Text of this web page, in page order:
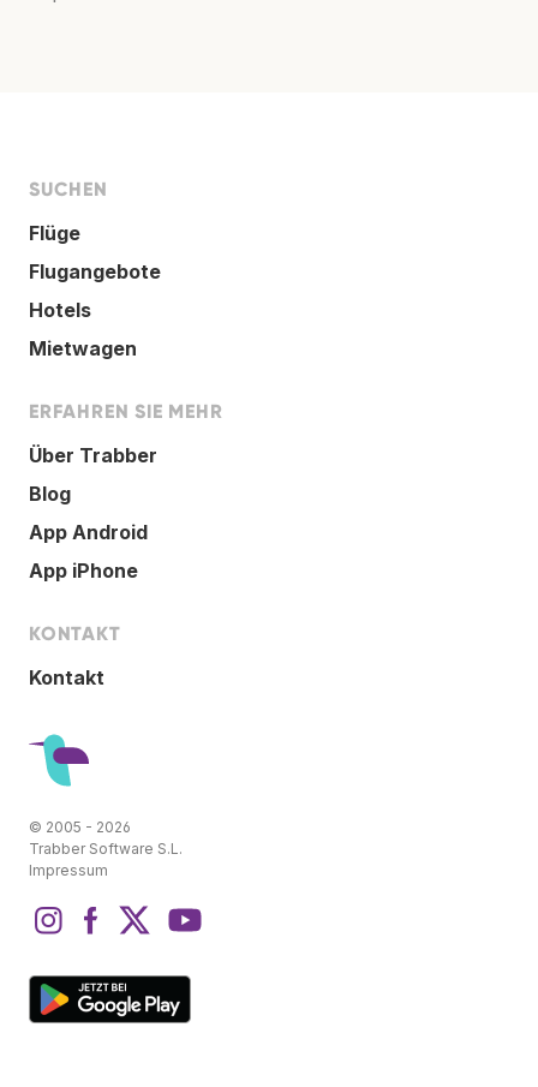
SUCHEN
Flüge
Flugangebote
Hotels
Mietwagen
ERFAHREN SIE MEHR
Über Trabber
Blog
App Android
App iPhone
KONTAKT
Kontakt
© 2005 - 2026
Trabber Software S.L.
Impressum